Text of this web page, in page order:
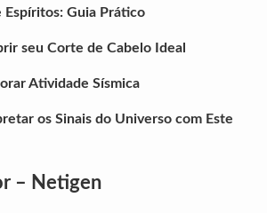
Guia Prático
seu Corte de Cabelo Ideal
Atividade Sísmica
os Sinais do Universo com Este
– Netigen